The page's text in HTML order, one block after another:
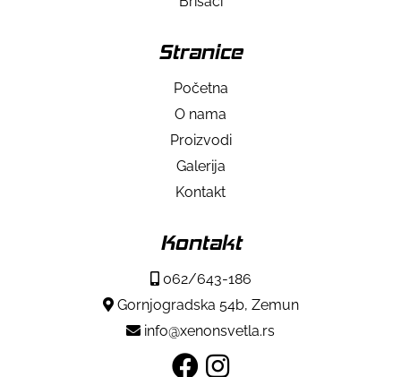
Stranice
Početna
O nama
Proizvodi
Galerija
Kontakt
Kontakt
062/643-186
Gornjogradska 54b, Zemun
info@xenonsvetla.rs